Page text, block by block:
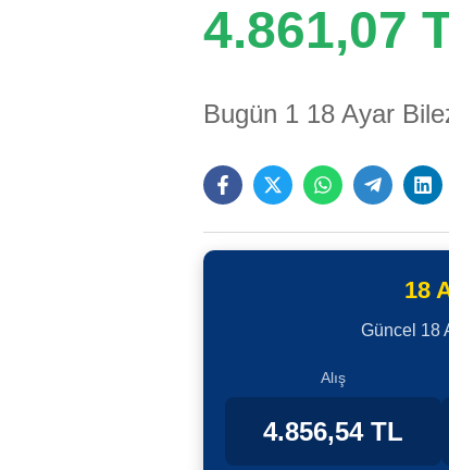
4.861,07
Bugün 1 18 Ayar
18
Güncel 18
Alış
4.856,54 TL